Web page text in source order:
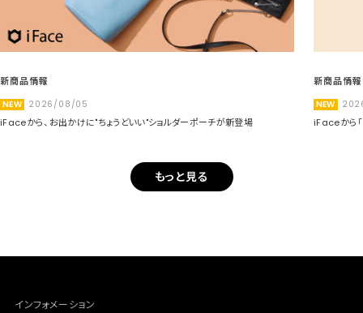
新商品情報
NEW 2026/08/05
iFaceから、お出かけに"ちょうどいい"ショルダーポーチが新登場
新商品情報
NEW
iFaceから
もっと見る
インフォメーション